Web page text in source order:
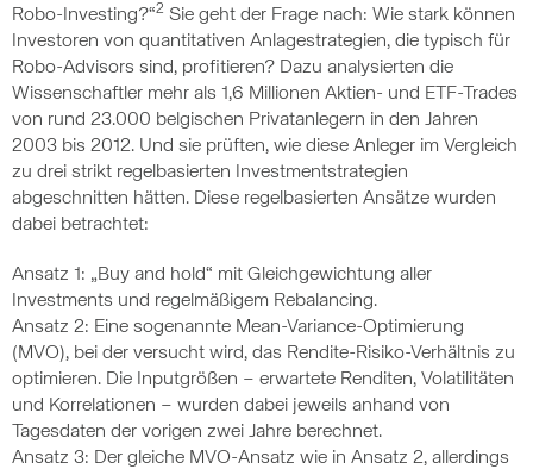
Robo-Investing?“2 Sie geht der Frage nach: Wie stark können
Investoren von quantitativen Anlagestrategien, die typisch für
Robo-Advisors sind, profitieren? Dazu analysierten die
Wissenschaftler mehr als 1,6 Millionen Aktien- und ETF-Trades
von rund 23.000 belgischen Privatanlegern in den Jahren
2003 bis 2012. Und sie prüften, wie diese Anleger im Vergleich
zu drei strikt regelbasierten Investmentstrategien
abgeschnitten hätten. Diese regelbasierten Ansätze wurden
dabei betrachtet:
Ansatz 1: „Buy and hold“ mit Gleichgewichtung aller
Investments und regelmäßigem Rebalancing.
Ansatz 2: Eine sogenannte Mean-Variance-Optimierung
(MVO), bei der versucht wird, das Rendite-Risiko-Verhältnis zu
optimieren. Die Inputgrößen – erwartete Renditen, Volatilitäten
und Korrelationen – wurden dabei jeweils anhand von
Tagesdaten der vorigen zwei Jahre berechnet.
Ansatz 3: Der gleiche MVO-Ansatz wie in Ansatz 2, allerdings